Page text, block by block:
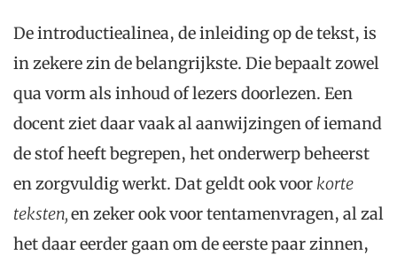
De introductiealinea, de inleiding op de tekst, is
in zekere zin de belangrijkste. Die bepaalt zowel
qua vorm als inhoud of lezers doorlezen. Een
docent ziet daar vaak al aanwijzingen of iemand
de stof heeft begrepen, het onderwerp beheerst
en zorgvuldig werkt. Dat geldt ook voor korte
teksten,en zeker ook voor tentamenvragen, al zal
het daar eerder gaan om de eerste paar zinnen,